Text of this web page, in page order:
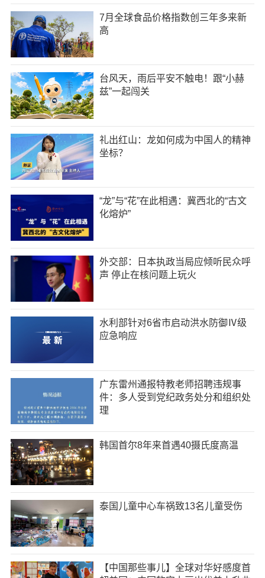
7月全球食品价格指数创三年多来新
高
台风天，雨后平安不触电！跟“小赫
兹”一起闯关
礼出红山：龙如何成为中国人的精神
坐标？
“龙”与“花”在此相遇：冀西北的“古文
化熔炉”
外交部：日本执政当局应倾听民众呼
声 停止在核问题上玩火
水利部针对6省市启动洪水防御Ⅳ级
应急响应
广东雷州通报特教老师招聘违规事
件：多人受到党纪政务处分和组织处
理
韩国首尔8年来首遇40摄氏度高温
泰国儿童中心车祸致13名儿童受伤
【中国那些事儿】全球对华好感度首